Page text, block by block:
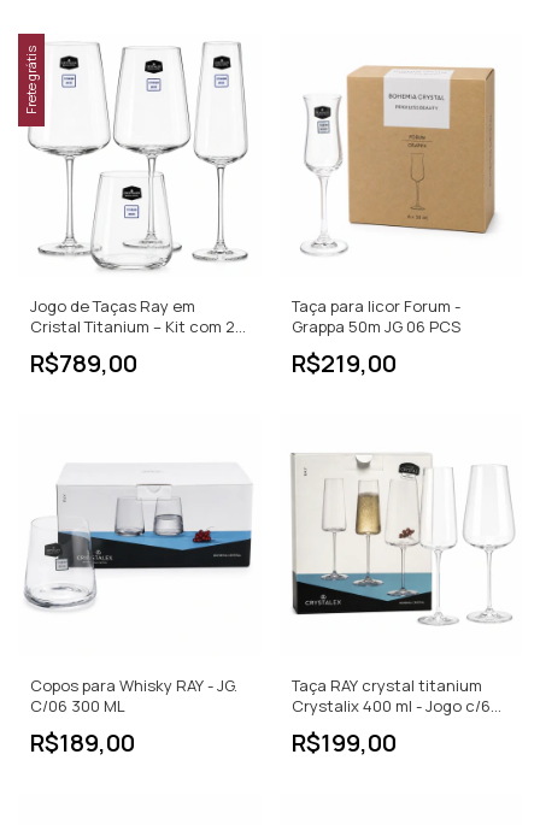
Frete grátis
Jogo de Taças Ray em
Cristal Titanium – Kit com 24
R$789,00
Taça para licor Forum -
Grappa 50m JG 06 PCS
R$219,00
Copos para Whisky RAY - JG.
C/06 300 ML
R$189,00
Taça RAY crystal titanium
Crystalix 400 ml - Jogo c/6
PCS
R$199,00